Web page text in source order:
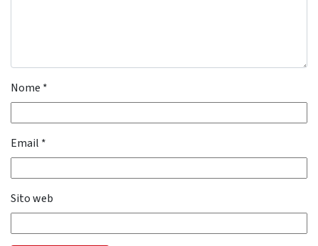
Nome *
Email *
Sito web